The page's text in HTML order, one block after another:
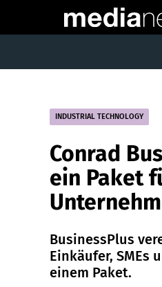
INDUSTRIAL TECHNOLOGY
Conrad
ein Paket
BusinessPlus
Einkäufer, SMEs
einem Paket.